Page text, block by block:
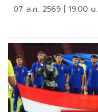
07 ส.ค. 2569 | 19:00 น.